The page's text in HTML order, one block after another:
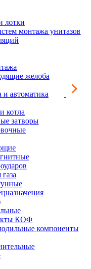
лотки
монтажа унитазов
желоба
и автоматика
котла
затворы
КОФ
компоненты